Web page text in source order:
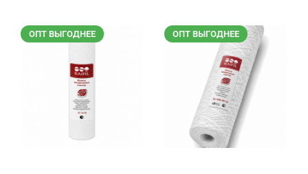
ОПТ ВЫГОДНЕЕ ОПТ ВЫГОДНЕЕ